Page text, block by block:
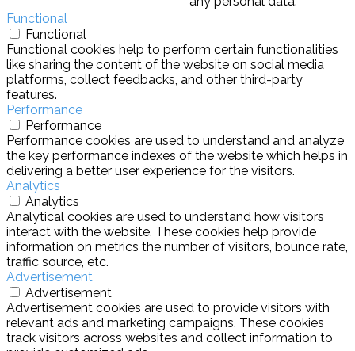
Functional
Functional
Functional cookies help to perform certain functionalities
like sharing the content of the website on social media
platforms, collect feedbacks, and other third-party
features.
Performance
Performance
Performance cookies are used to understand and analyze
the key performance indexes of the website which helps in
delivering a better user experience for the visitors.
Analytics
Analytics
Analytical cookies are used to understand how visitors
interact with the website. These cookies help provide
information on metrics the number of visitors, bounce rate,
traffic source, etc.
Advertisement
Advertisement
Advertisement cookies are used to provide visitors with
relevant ads and marketing campaigns. These cookies
track visitors across websites and collect information to